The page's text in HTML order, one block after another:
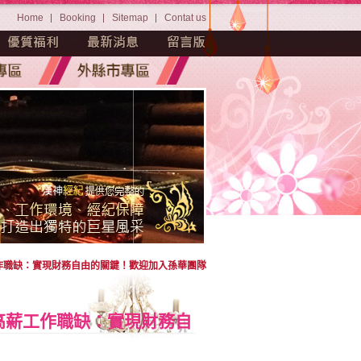
Home Booking Sitemap Contat us
缺：實現財務自由的關鍵！歡迎加入孫華團隊
工作職缺：實現財務自